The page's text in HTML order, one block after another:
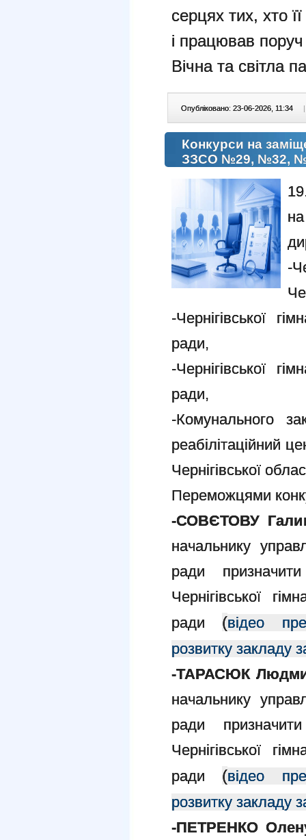
серцях тих, хто
і працював
Вічна та світла
Опубліковано: 23-06-2026, 11:34 |
Конкурси на
ЗЗСО №29, №32,
-
-Чернігівської
ради,
-Чернігівської
ради,
-Комунального
реабілітаційний
Чернігівської
Переможцями
-СОВЄТОВУ
начальнику
ради
Чернігівської
ради (відео
розвитку закладу
-ТАРАСЮК
начальнику
ради
Чернігівської
ради (відео
розвитку закладу
-ПЕТРЕНКО